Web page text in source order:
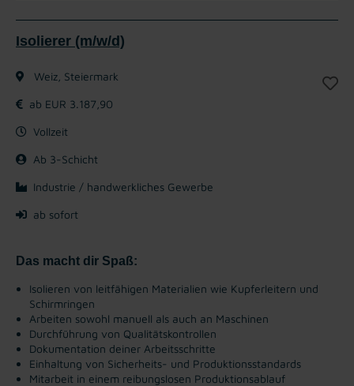
Isolierer (m/w/d)
Weiz, Steiermark
ab EUR 3.187,90
Vollzeit
Ab 3-Schicht
Industrie / handwerkliches Gewerbe
ab sofort
Das macht dir Spaß:
Isolieren von leitfähigen Materialien wie Kupferleitern und
Schirmringen
Arbeiten sowohl manuell als auch an Maschinen
Durchführung von Qualitätskontrollen
Dokumentation deiner Arbeitsschritte
Einhaltung von Sicherheits- und Produktionsstandards
Mitarbeit in einem reibungslosen Produktionsablauf